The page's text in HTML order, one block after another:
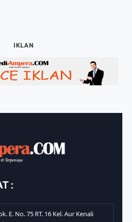
IKLAN
:
E. No. 75 RT. 16 Kel. Aur Kenali